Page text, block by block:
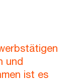
und
ist es